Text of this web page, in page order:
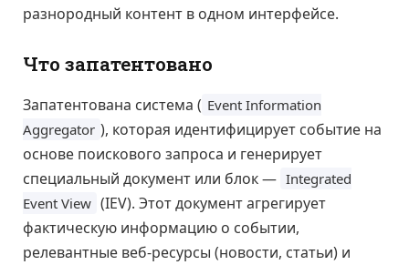
разнородный контент в одном интерфейсе.
Что запатентовано
Запатентована система ( Event Information
Aggregator ), которая идентифицирует событие на
основе поискового запроса и генерирует
специальный документ или блок — Integrated
Event View (IEV). Этот документ агрегирует
фактическую информацию о событии,
релевантные веб-ресурсы (новости, статьи) и